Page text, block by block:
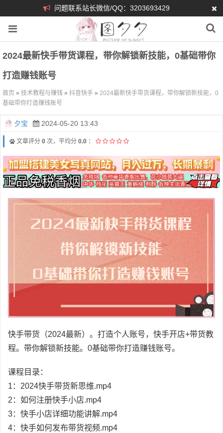
问题联系站长微信/QQ：3203693429
2024最新快手带货课程，带你解锁新技能，0基础带你
打造赚钱账号
首页 » 技术教程与赚钱 » 抖音快手 » 2024最新快手带货课程，带你解锁新技能，0
基础带你打造赚钱账号
夕宝 2024-05-20 13:43
文章评分 0 次，平均分 0.0 ：
快手带货（2024最新）。打造个人账号，快手开店+带货教
程。带你解锁新技能。0基础带你打造赚钱账号。
课程目录：
1：2024快手带货新思维.mp4
2：如何注册快手小店.mp4
3：快手小店详细功能讲解.mp4
4：快手如何发布带货视频.mp4